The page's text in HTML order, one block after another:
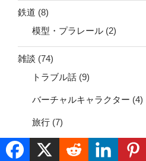
鉄道 (8)
模型・プラレール (2)
雑談 (74)
トラブル話 (9)
バーチャルキャラクター (4)
旅行 (7)
電子書籍 (35)